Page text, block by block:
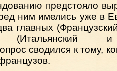
предстояло
ним имелись уже в
главных
(Итальянский
сводился к тому,